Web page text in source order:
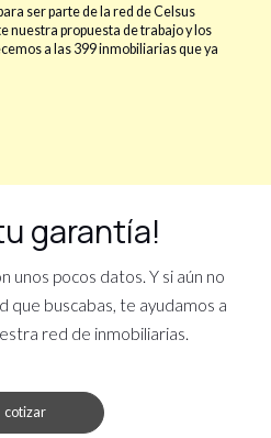
ser parte de la red de Celsus
nuestra propuesta de trabajo y los
a las 399 inmobiliarias que ya
garantía!
unos pocos datos. Y si aún no
que buscabas, te ayudamos a
red de inmobiliarias.
cotizar